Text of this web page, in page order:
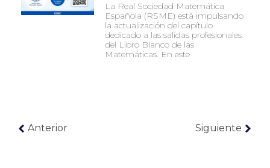
La Real Sociedad Matemática
Española (RSME) está impulsando
la actualización del capítulo
dedicado a las salidas profesionales
del Libro Blanco de las
Matemáticas. En este
Anterior Siguiente